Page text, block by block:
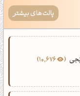
پالت‌های بیشتر